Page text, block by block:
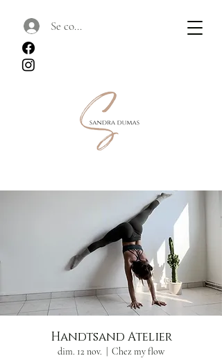
Se connecter
Handtsand Atelier
dim. 12 nov. Chez my flow